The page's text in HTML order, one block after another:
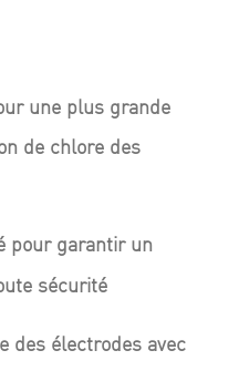
une plus grande
de chlore des
pour garantir un
sécurité
des électrodes avec